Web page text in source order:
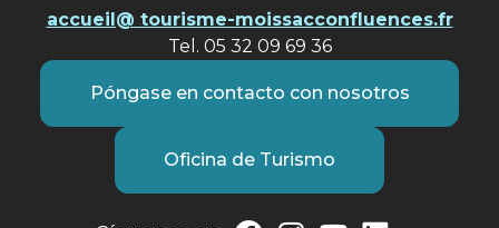
accueil@ tourisme-moissacconfluences.fr
Tel. 05 32 09 69 36
Póngase en contacto con nosotros
Oficina de Turismo